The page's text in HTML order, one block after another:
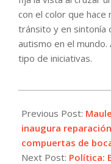
con el color que hace
tránsito y en sintonía
autismo en el mundo.
tipo de iniciativas.
10-
07
Previous Post:
inaugura
compuertas de
Next Post: Política: